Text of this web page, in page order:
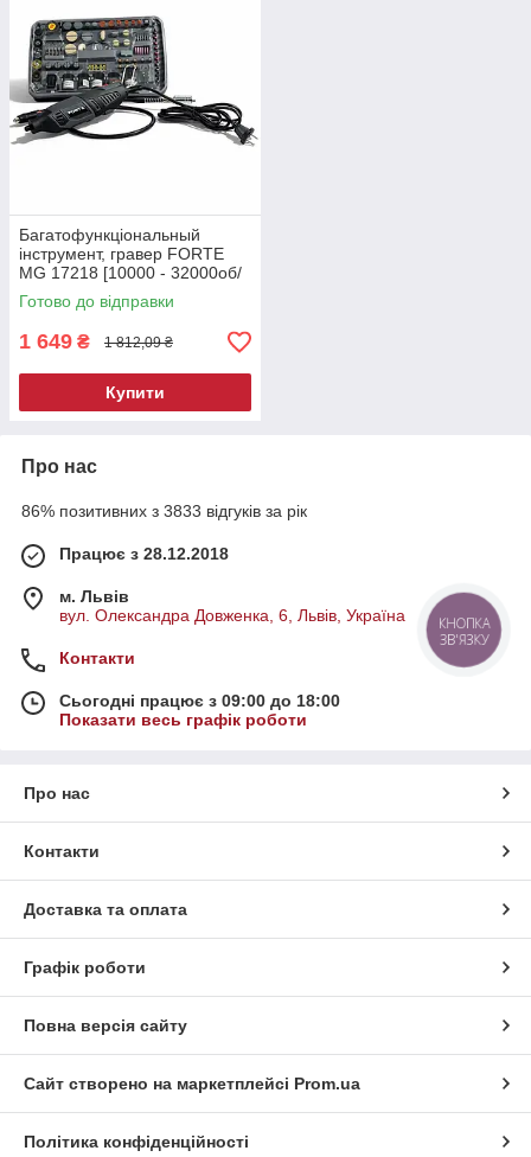
Багатофункціональный
інструмент, гравер FORTE
MG 17218 [10000 - 32000об/
хв / Насадок (218шт.) /
Гарантія
Готово до відправки
1 649 ₴ 1 812,09 ₴
Купити
Про нас
86% позитивних з 3833 відгуків за рік
Працює з 28.12.2018
м. Львів
вул. Олександра Довженка, 6, Львів, Україна
Контакти
Сьогодні працює з 09:00 до 18:00
Показати весь графік роботи
Про нас
Контакти
Доставка та оплата
Графік роботи
Повна версія сайту
Сайт створено на маркетплейсі Prom.ua
Політика конфіденційності
КНОПКА
ЗВ'ЯЗКУ